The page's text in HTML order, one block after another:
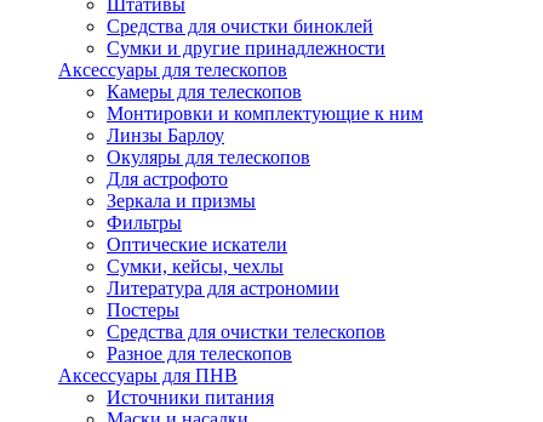
Штативы
Средства для очистки биноклей
Сумки и другие принадлежности
Аксессуары для телескопов
Камеры для телескопов
Монтировки и комплектующие к ним
Линзы Барлоу
Окуляры для телескопов
Для астрофото
Зеркала и призмы
Фильтры
Оптические искатели
Сумки, кейсы, чехлы
Литература для астрономии
Постеры
Средства для очистки телескопов
Разное для телескопов
Аксессуары для ПНВ
Источники питания